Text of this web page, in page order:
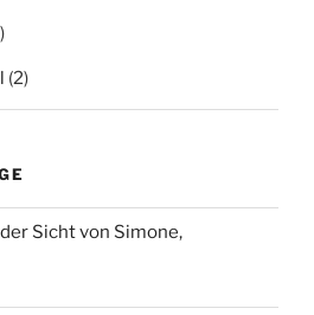
(2)
Sicht von Simone,